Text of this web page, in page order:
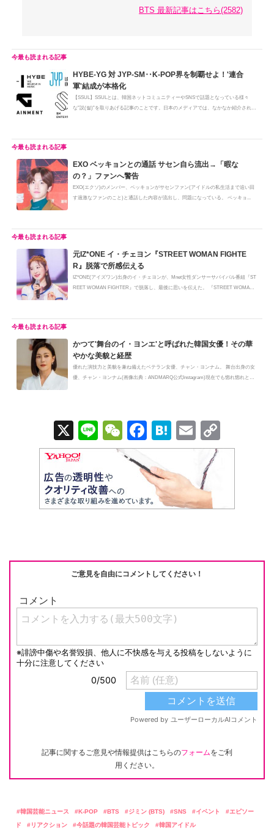
BTS 最新記事はこちら(2582)
HYBE-YG 対 JYP-SM‥K-POP界を制覇せよ！'連合
軍'結成が本格化
【SSUL】SSULとは、韓国ネットコミュニティーやSNSで話題となっている様々
な”説(썰)”を取りあげる記事のことです。日本のメディアでは、なかなか紹介されな
EXO ベッキョンとの通話 サセン自ら流出→「暇な
の？」ファンへ警告
EXO(エクソ)のメンバー、ベッキョンがサセンファン(アイドルの私生活まで追い回
す過激なファンのこと)と通話した内容が流出し、問題になっている。 ベッキョ...
元IZ*ONE イ・チェヨン『STREET WOMAN FIGHTE
R』脱落で所感伝える
IZ*ONE(アイズワン)出身のイ・チェヨンが、Mnet女性ダンサーサバイバル番組『ST
REET WOMAN FIGHTER』で脱落し、最後に思いを伝えた。 『STREET WOMAN
かつて'舞台のイ・ヨンエ'と呼ばれた韓国女優！その華
やかな美貌と経歴
優れた演技力と美貌を兼ね備えたベテラン女優、チャン・ヨンナム。 舞台出身の女
優、チャン・ヨンナム(画像出典：ANDMARQ公式Instagram)現在でも惚れ惚れと
X Li
n
e
W
e
C
at
F
a
c
e
b
k
H
at
e
n
a
E
m
ail
o
Li
ご意見を自由にコメントしてください！
記事に関するご意見や情報提供はこちらのフォームをご利
用ください。
韓国芸能ニュース K-POP BTS ジミン (BTS) SNS イベント
エピソー
ド
リアクション 今話題の韓国芸能トピック 韓国アイドル